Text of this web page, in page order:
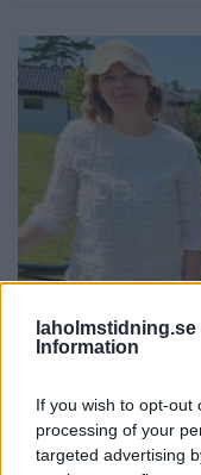
laholmstidning.se
Information
If you wish to opt-out
processing of your
targeted advertising
NYHETER 2026-08-07 KL.
jättenöjd"
Svårt att locka